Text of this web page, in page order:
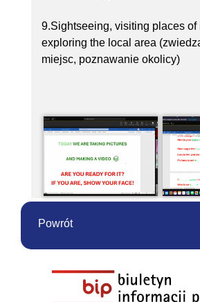
9.Sightseeing, visiting places of
exploring the local area
miejsc, poznawanie okolicy)
Powrót